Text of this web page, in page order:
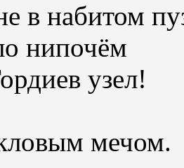
в набитом
нипочём
узел!
мечом.